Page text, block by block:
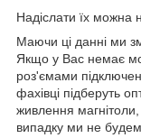
Надіслати їх
Маючи ці данні ми
Якщо у Вас немає
роз'ємами
фахівці підберуть
живлення
випадку ми не